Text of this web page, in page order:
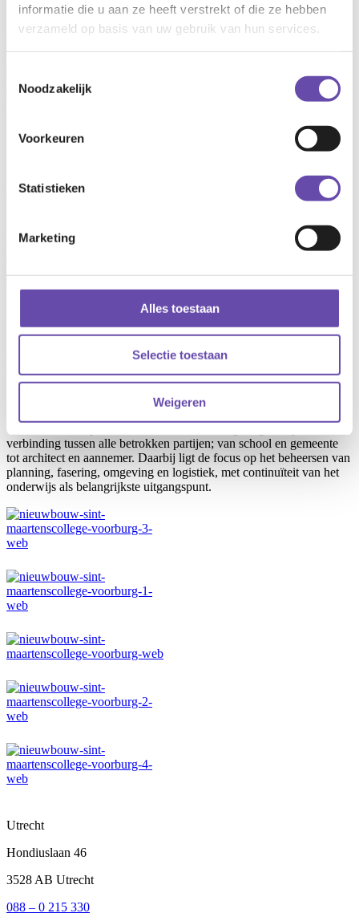
informatie die u aan ze heeft verstrekt of die ze hebben
verzameld op basis van uw gebruik van hun services.
Noodzakelijk
Voorkeuren
Statistieken
Marketing
Alles toestaan
Selectie toestaan
Weigeren
Midden in een groene woonwijk in Voorburg werkt het Sint-
Maartenscollege aan een ambitieuze vernieuwing: de gefaseerde
sloop en nieuwbouw van haar schoolgebouw, terwijl het onderwijs
wordt in de praktijk een logistieke puzzel van formaat. Juist in die
dynamiek komt de kracht van samenwerking en regie tot uiting.
in de gemeente Leidschendam-Voorburg. De school, die momenteel
ruimte biedt aan ruim 1.200 leerlingen en groeit richting 1.370
kleinschalig, klassikaal onderwijs als basis, in een eigentijdse en
duurzame omgeving. Het bestaande gebouw uit 1966 voldoet niet
Die keuze brengt echter grote uitdagingen met zich mee. De bouw
de nadrukkelijke wens om het onderwijs continu te laten doorgaan.
Dit vraagt om een zorgvuldig gefaseerd bouwproces, waarbij
leerlingen en medewerkers stapsgewijs verplaatsen tussen bestaande
De rol van RYSE
RYSE vervult in dit project de rol van projectmanager en is
Vanaf de ontwerpfase tot en met de uitvoering zorgen wij voor de
verbinding tussen alle betrokken partijen; van school en gemeente
tot architect en aannemer. Daarbij ligt de focus op het beheersen van
planning, fasering, omgeving en logistiek, met continuïteit van het
onderwijs als belangrijkste uitgangspunt.
Utrecht
Hondiuslaan 46
3528 AB Utrecht
088 – 0 215 330